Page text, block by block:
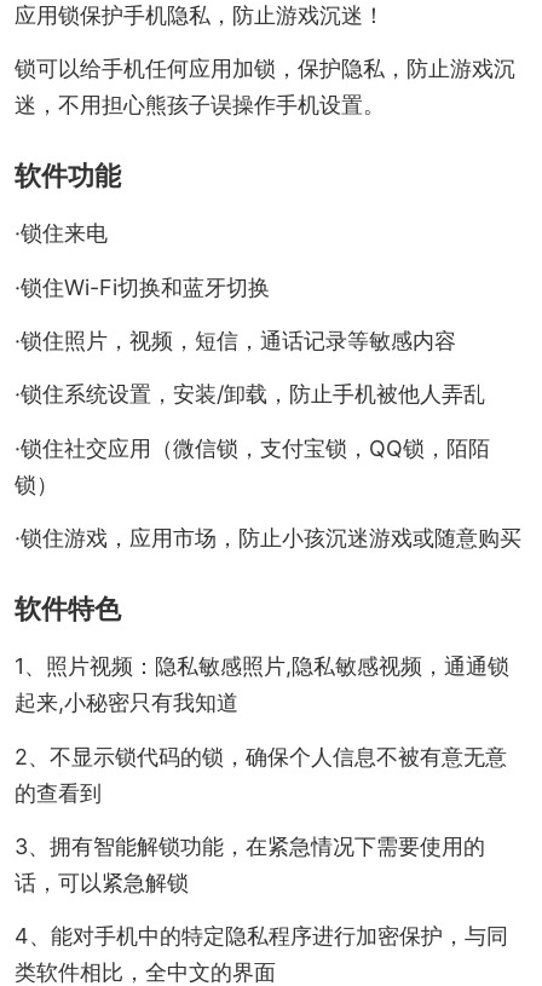
应用锁保护手机隐私，防止游戏沉迷！
锁可以给手机任何应用加锁，保护隐私，防止游戏沉
迷，不用担心熊孩子误操作手机设置。
软件功能
·锁住来电
·锁住Wi-Fi切换和蓝牙切换
·锁住照片，视频，短信，通话记录等敏感内容
·锁住系统设置，安装/卸载，防止手机被他人弄乱
·锁住社交应用（微信锁，支付宝锁，QQ锁，陌陌
锁）
·锁住游戏，应用市场，防止小孩沉迷游戏或随意购买
软件特色
1、照片视频：隐私敏感照片,隐私敏感视频，通通锁
起来,小秘密只有我知道
2、不显示锁代码的锁，确保个人信息不被有意无意
的查看到
3、拥有智能解锁功能，在紧急情况下需要使用的
话，可以紧急解锁
4、能对手机中的特定隐私程序进行加密保护，与同
类软件相比，全中文的界面